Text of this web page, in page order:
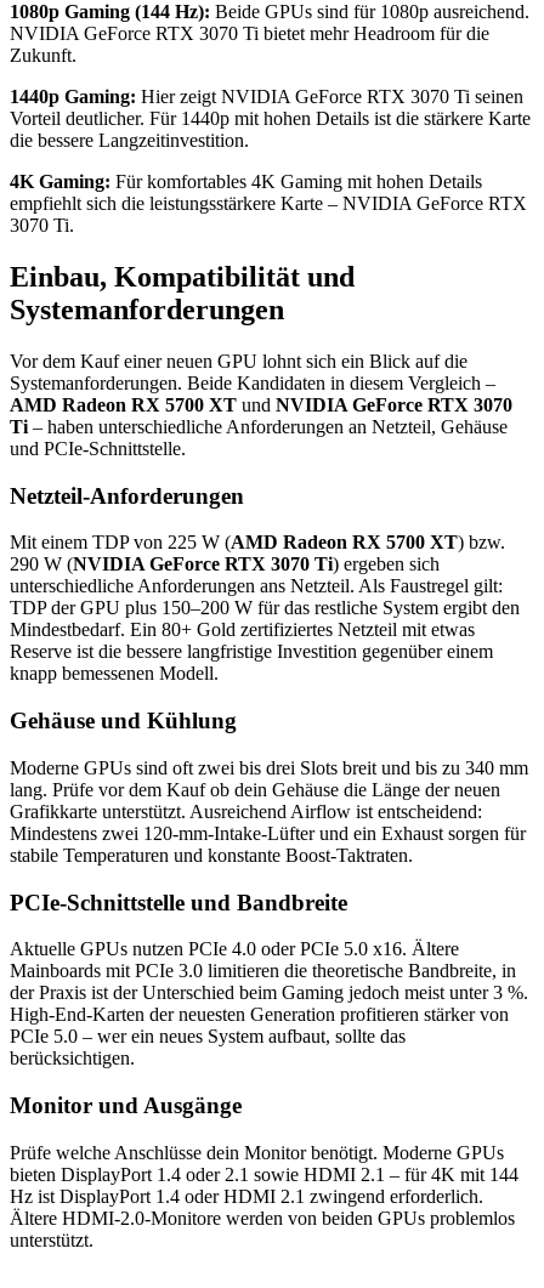
1080p Gaming (144 Hz): Beide GPUs sind für 1080p ausreichend.
NVIDIA GeForce RTX 3070 Ti bietet mehr Headroom für die
Zukunft.
1440p Gaming: Hier zeigt NVIDIA GeForce RTX 3070 Ti seinen
Vorteil deutlicher. Für 1440p mit hohen Details ist die stärkere Karte
die bessere Langzeitinvestition.
4K Gaming: Für komfortables 4K Gaming mit hohen Details
empfiehlt sich die leistungsstärkere Karte – NVIDIA GeForce RTX
3070 Ti.
Einbau, Kompatibilität und
Systemanforderungen
Vor dem Kauf einer neuen GPU lohnt sich ein Blick auf die
Systemanforderungen. Beide Kandidaten in diesem Vergleich –
AMD Radeon RX 5700 XT und NVIDIA GeForce RTX 3070
Ti – haben unterschiedliche Anforderungen an Netzteil, Gehäuse
und PCIe-Schnittstelle.
Netzteil-Anforderungen
Mit einem TDP von 225 W (AMD Radeon RX 5700 XT) bzw.
290 W (NVIDIA GeForce RTX 3070 Ti) ergeben sich
unterschiedliche Anforderungen ans Netzteil. Als Faustregel gilt:
TDP der GPU plus 150–200 W für das restliche System ergibt den
Mindestbedarf. Ein 80+ Gold zertifiziertes Netzteil mit etwas
Reserve ist die bessere langfristige Investition gegenüber einem
knapp bemessenen Modell.
Gehäuse und Kühlung
Moderne GPUs sind oft zwei bis drei Slots breit und bis zu 340 mm
lang. Prüfe vor dem Kauf ob dein Gehäuse die Länge der neuen
Grafikkarte unterstützt. Ausreichend Airflow ist entscheidend:
Mindestens zwei 120-mm-Intake-Lüfter und ein Exhaust sorgen für
stabile Temperaturen und konstante Boost-Taktraten.
PCIe-Schnittstelle und Bandbreite
Aktuelle GPUs nutzen PCIe 4.0 oder PCIe 5.0 x16. Ältere
Mainboards mit PCIe 3.0 limitieren die theoretische Bandbreite, in
der Praxis ist der Unterschied beim Gaming jedoch meist unter 3 %.
High-End-Karten der neuesten Generation profitieren stärker von
PCIe 5.0 – wer ein neues System aufbaut, sollte das
berücksichtigen.
Monitor und Ausgänge
Prüfe welche Anschlüsse dein Monitor benötigt. Moderne GPUs
bieten DisplayPort 1.4 oder 2.1 sowie HDMI 2.1 – für 4K mit 144
Hz ist DisplayPort 1.4 oder HDMI 2.1 zwingend erforderlich.
Ältere HDMI-2.0-Monitore werden von beiden GPUs problemlos
unterstützt.